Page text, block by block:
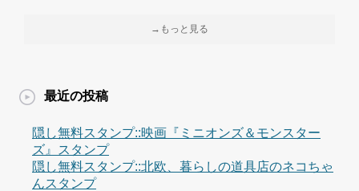
→もっと見る
最近の投稿
隠し無料スタンプ::映画『ミニオンズ＆モンスター
ズ』スタンプ
隠し無料スタンプ::北欧、暮らしの道具店のネコちゃ
んスタンプ